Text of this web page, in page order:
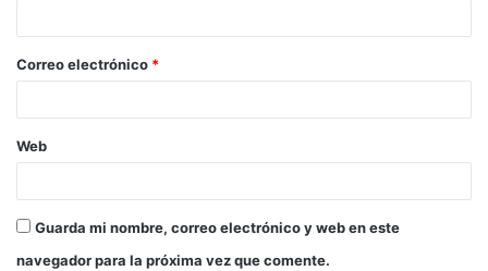
Correo electrónico *
Web
Guarda mi nombre, correo electrónico y web en este
navegador para la próxima vez que comente.